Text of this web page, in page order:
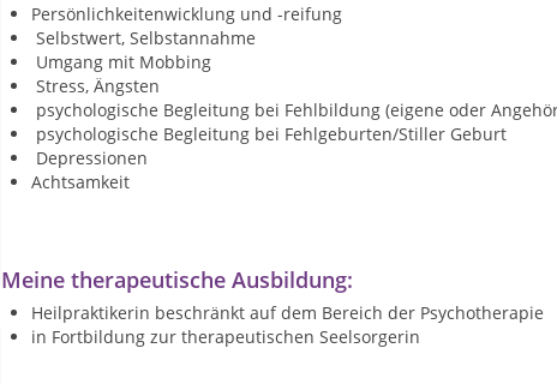
Persönlichkeitenwicklung und -reifung
Selbstwert, Selbstannahme
Umgang mit Mobbing
Stress, Ängsten
psychologische Begleitung bei Fehlbildung (eigene oder
psychologische Begleitung bei Fehlgeburten/Stiller Geburt
Depressionen
Achtsamkeit
Meine therapeutische Ausbildung:
Heilpraktikerin beschränkt auf dem Bereich der Psychotherapie
in Fortbildung zur therapeutischen Seelsorgerin